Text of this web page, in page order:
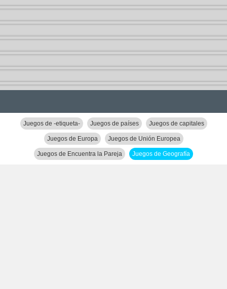
Juegos de -etiqueta- Juegos de países Juegos de capitales
Juegos de Europa Juegos de Unión Europea
Juegos de Encuentra la Pareja Juegos de Geografía